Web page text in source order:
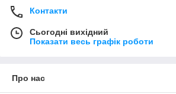
Контакти
Сьогодні вихідний
Показати весь графік роботи
Про нас